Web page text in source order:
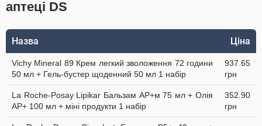
аптеці DS
Назва Ціна
Vichy Mineral 89 Крем легкий зволоження 72 години
50 мл + Гель-бустер щоденний 50 мл 1 набір
937.65
грн
La Roche-Posay Lipikar Бальзам AP+м 75 мл + Олія
AP+ 100 мл + міні продукти 1 набір
352.90
грн